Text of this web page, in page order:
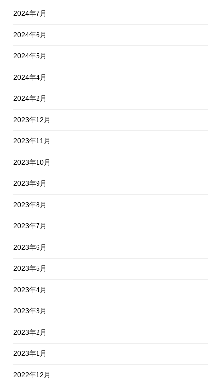
2024年7月
2024年6月
2024年5月
2024年4月
2024年2月
2023年12月
2023年11月
2023年10月
2023年9月
2023年8月
2023年7月
2023年6月
2023年5月
2023年4月
2023年3月
2023年2月
2023年1月
2022年12月